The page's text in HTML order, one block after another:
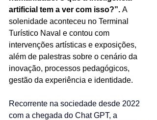
artificial tem a ver com isso?”. A
solenidade aconteceu no Terminal
Turístico Naval e contou com
intervenções artísticas e exposições,
além de palestras sobre o cenário da
inovação, processos pedagógicos,
gestão da experiência e identidade.
Recorrente na sociedade desde 2022
com a chegada do Chat GPT, a